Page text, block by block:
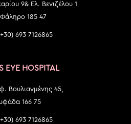
9& Ελ. Βενιζέλου 1
185 47
693 7126865
EYE HOSPITAL
Βουλιαγμένης 45,
166 75
693 7126865